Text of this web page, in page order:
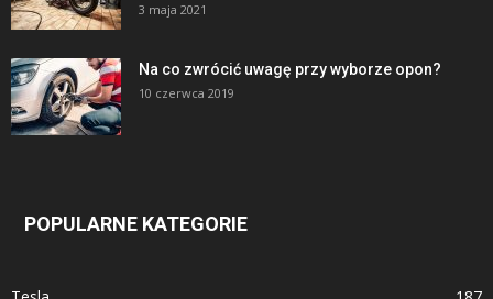
3 maja 2021
Na co zwrócić uwagę przy wyborze opon?
10 czerwca 2019
POPULARNE KATEGORIE